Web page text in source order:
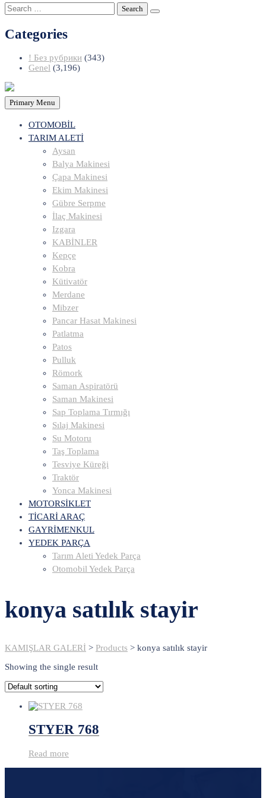
Search
for:
Categories
! Без рубрики (343)
Genel (3,196)
Primary Menu
OTOMOBİL
TARIM ALETİ
Aysan
Balya Makinesi
Çapa Makinesi
Ekim Makinesi
Gübre Serpme
İlaç Makinesi
Izgara
KABİNLER
Kepçe
Kobra
Kütivatör
Merdane
Mibzer
Pancar Hasat Makinesi
Patlatma
Patos
Pulluk
Römork
Saman Aspiratörü
Saman Makinesi
Sap Toplama Tırmığı
Sılaj Makinesi
Su Motoru
Taş Toplama
Tesviye Küreği
Traktör
Yonca Makinesi
MOTORSİKLET
TİCARİ ARAÇ
GAYRİMENKUL
YEDEK PARÇA
Tarım Aleti Yedek Parça
Otomobil Yedek Parça
konya satılık stayir
KAMIŞLAR GALERİ > Products > konya satılık stayir
Showing the single result
STYER 768
Read more